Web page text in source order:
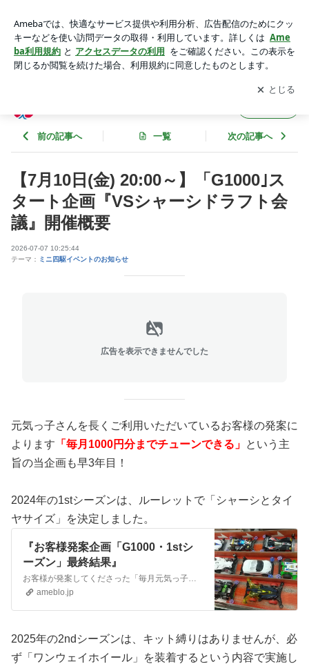
ドラフト会議』開催概要 | 「元気っ子さん」運営担当者ブログ
アプリをダウンロードして ブログの更新通知
を受け取りまし
ょう。
開く
前の記事へ 一覧 次の記事へ
【7月10日(金) 20:00～】「G1000｣ス
タート企画『VSシャーシドラフト会
議』開催概要
2026-07-07 10:25:44
テーマ： ミニ四駆イベントのお知らせ
広告を表示できませんでした
元気っ子さんを長くご利用いただいているお客様の発案に
よります 「毎月1000円分までチューンできる」 という主
旨の当企画も早3年目！
2024年の1stシーズンは、ルーレットで「シャーシとタイ
ヤサイズ」を決定しました。
『お客様発案企画「G1000・1stシ
ーズン」最終結果』
お客様が発案してくださった「毎月元気っ子さんに売っているもので1000円分までチューンできる」という主旨の当企画。 『【お客様発案・新企画】ミニ四駆新シリーズ…
ameblo.jp
2025年の2ndシーズンは、キット縛りはありませんが、必
ず「ワンウェイホイール」を装着するという内容で実施し